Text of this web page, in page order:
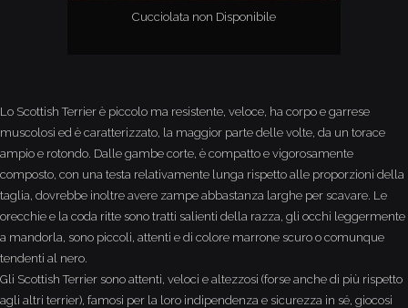
Cucciolata non Disponibile
Lo Scottish Terrier è piccolo ma resistente, veloce, ha corpo e garrese
muscolosi ed è caratterizzato, la maggior parte delle volte, da un torace
ampio e rotondo. Dalle gambe corte, è compatto e vigorosamente
composto, con una testa relativamente lunga rispetto alle proporzioni della
taglia, dovrebbe inoltre avere zampe abbastanza larghe per scavare. Le
orecchie e la coda ritte sono tratti salienti della razza, gli occhi leggermente
a mandorla, sono piccoli, attenti e di colore marrone scuro o comunque
tendenti al nero.
Gli Scottish Terrier sono attenti, veloci e altezzosi (forse anche di più rispetto
agli altri terrier), famosi per la loro indipendenza e sicurezza in sé, giocosi